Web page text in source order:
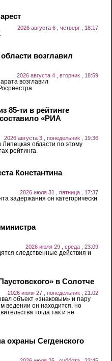
2026 августа 6 , четверг , 18:17
возглавил
2026 августа 4 , вторник , 18:59
возглавил
85-ти в рейтинге
«РИА
2026 августа 3 , понедельник , 19:36
области по этому
рейтинга.
Константина
2026 июля 31 , пятница , 17:37
задержания он категорически
2026 июля 29 , среда , 23:09
следственные действия и
в Солотче
2026 июля 27 , понедельник , 21:02
объект «знаковым» и пару
ведении он находится, но
тогда так и не
охраны Сегденского